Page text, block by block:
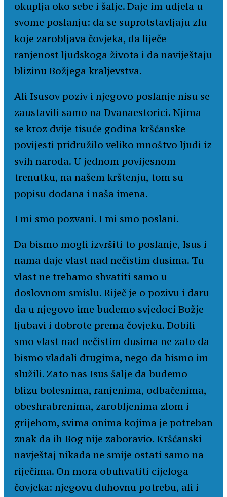
okuplja oko sebe i šalje. Daje im udjela u
svome poslanju: da se suprotstavljaju zlu
koje zarobljava čovjeka, da liječe
ranjenost ljudskoga života i da naviještaju
blizinu Božjega kraljevstva.
Ali Isusov poziv i njegovo poslanje nisu se
zaustavili samo na Dvanaestorici. Njima
se kroz dvije tisuće godina kršćanske
povijesti pridružilo veliko mnoštvo ljudi iz
svih naroda. U jednom povijesnom
trenutku, na našem krštenju, tom su
popisu dodana i naša imena.
I mi smo pozvani. I mi smo poslani.
Da bismo mogli izvršiti to poslanje, Isus i
nama daje vlast nad nečistim dusima. Tu
vlast ne trebamo shvatiti samo u
doslovnom smislu. Riječ je o pozivu i daru
da u njegovo ime budemo svjedoci Božje
ljubavi i dobrote prema čovjeku. Dobili
smo vlast nad nečistim dusima ne zato da
bismo vladali drugima, nego da bismo im
služili. Zato nas Isus šalje da budemo
blizu bolesnima, ranjenima, odbačenima,
obeshrabrenima, zarobljenima zlom i
grijehom, svima onima kojima je potreban
znak da ih Bog nije zaboravio. Kršćanski
navještaj nikada ne smije ostati samo na
riječima. On mora obuhvatiti cijeloga
čovjeka: njegovu duhovnu potrebu, ali i